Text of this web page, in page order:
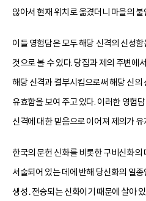
않아서 현재 위치로 옮겼더니 마을의
이들 영험담은 모두 해당 신격의 신성
것으로 볼 수 있다. 당집과 제의 주변에
해당 신격과 결부시킴으로써 해당 신의
유효함을 보여 주고 있다. 이러한 영험
신격에 대한 믿음으로 이어져 제의가
한국의 문헌 신화를 비롯한 구비신화
서술되어 있는 데에 반해 당신화의 일
생성․전승되는 신화이기 때문에 살아